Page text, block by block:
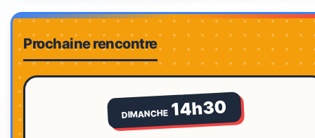
Prochaine rencontre
DIMANCHE 14h30